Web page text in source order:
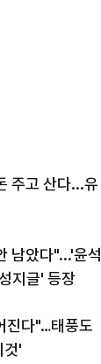
주고 산다...유
남았다"...'윤석
지글' 등장
진다"…태풍도
것'